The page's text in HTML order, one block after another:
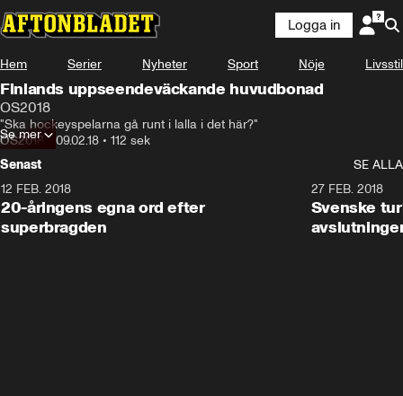
Logga in
Hem Serier Nyheter Sport Nöje Livsstil
Finlands uppseendeväckande huvudbonad
OS2018
"Ska hockeyspelarna gå runt i lalla i det här?"
OS2018• 09.02.18 • 112 sek
Se mer
Senast
SE ALLA
12 FEB. 2018
20-åringens egna ord efter
superbragden
27 FEB. 2018
Svenske